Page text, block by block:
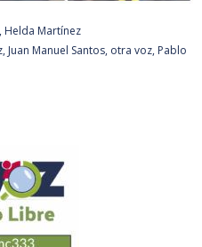
, Helda Martínez
, Juan Manuel Santos, otra voz, Pablo